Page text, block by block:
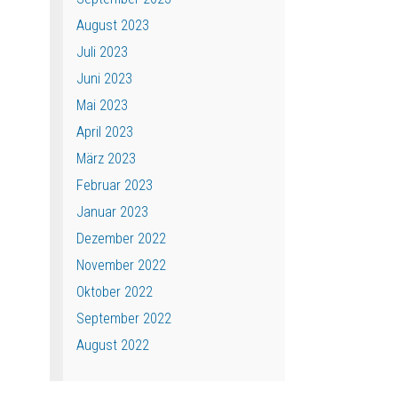
August 2023
Juli 2023
Juni 2023
Mai 2023
April 2023
März 2023
Februar 2023
Januar 2023
Dezember 2022
November 2022
Oktober 2022
September 2022
August 2022